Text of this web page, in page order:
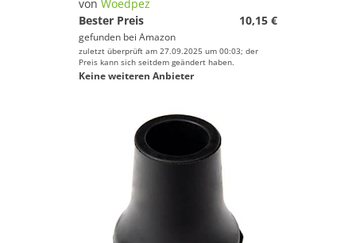
von Woedpez
Bester Preis
10,15 €
gefunden bei Amazon
zuletzt überprüft am 27.09.2025 um 00:03; der
Preis kann sich seitdem geändert haben.
Keine weiteren Anbieter